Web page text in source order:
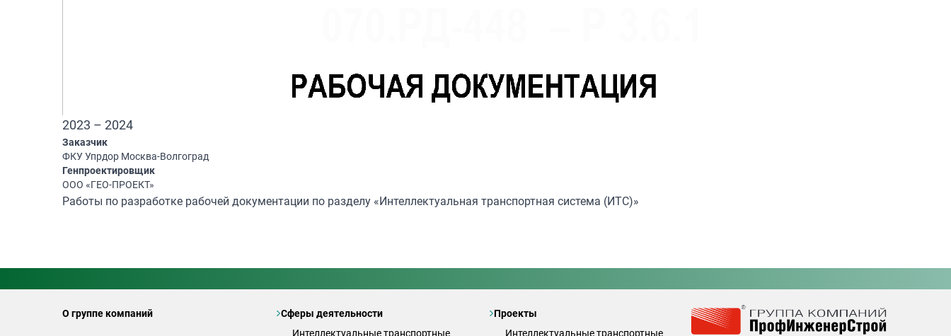
2023 – 2024
Заказчик
ФКУ Упрдор Москва-Волгоград
Генпроектировщик
ООО «ГЕО-ПРОЕКТ»
Работы по разработке рабочей документации по разделу «Интеллектуальная транспортная система (ИТС)»
О группе компаний
Сферы деятельности
Интеллектуальные транспортные
Проекты
Интеллектуальные транспортные